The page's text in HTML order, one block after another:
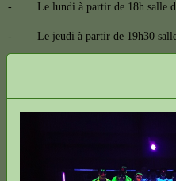
- Le lundi à partir de 18h salle de
- Le jeudi à partir de 19h30 salle
suffisant, nous sommes
une session d'entraînement pour les
D'autre part, concernant les
cette année, nous allons de nouveau